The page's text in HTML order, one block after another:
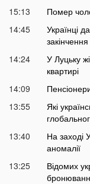
15:13
Помер
14:45
Українці
закінчення
14:24
У Луцьку
квартирі
14:09
13:55
Які
13:40
На заході
аномалії
13:25
Відомих